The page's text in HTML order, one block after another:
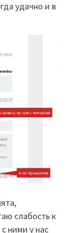
удачно и в
слабость к
ними у нас